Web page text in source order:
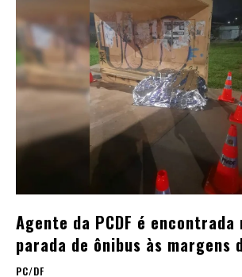
Agente da PCDF é
parada de ônibus às margens
PC/DF